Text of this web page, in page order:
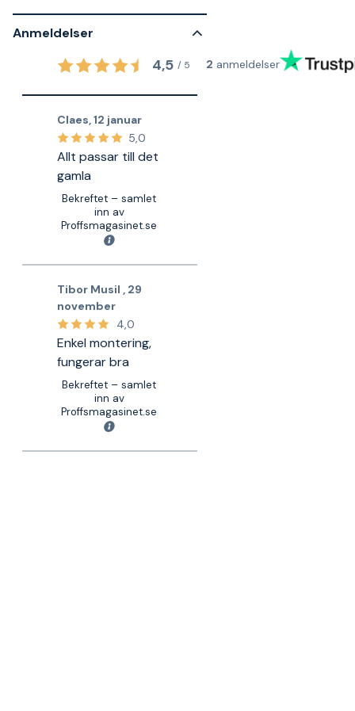
Anmeldelser
4,5 / 5 2 anmeldelser
Claes ,12 januar
5,0
Allt passar till det
gamla
Bekreftet – samlet
inn av
Proffsmagasinet.se
Tibor Musil
29
november
4,0
Enkel montering,
fungerar bra
Bekreftet – samlet
inn av
Proffsmagasinet.se